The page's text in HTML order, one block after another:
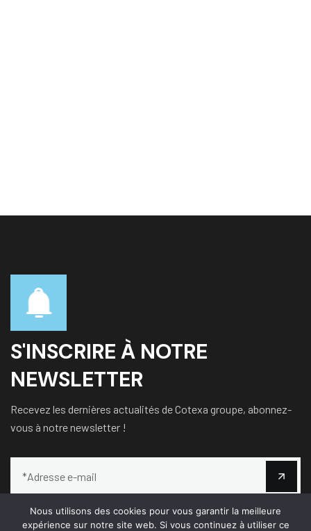
S'INSCRIRE À NOTRE
NEWSLETTER
Recevez les dernières actualités de Cotexa groupe, abonnez-
vous à notre newsletter !
Nous utilisons des cookies pour vous garantir la meilleure
expérience sur notre site web. Si vous continuez à utiliser ce